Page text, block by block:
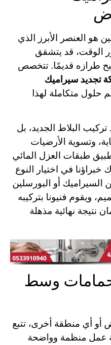
هو العنصر الأبرز الذي
الوقت، قد يتشقق
طرازه قديمًا. تتخصص
تجديد سيراميك
حلول متكاملة لهذا
البلاط الجديد، بل
وتسوية الأرضيات
طبقات العزل المائي
خبراؤنا في اختيار النوع
أو البورسلين
ويقوم فنيونا بتركيبه
نتيجة نهائية مذهلة
وسط
أي منطقة أخرى، تتبع
عمل منظمة وواضحة